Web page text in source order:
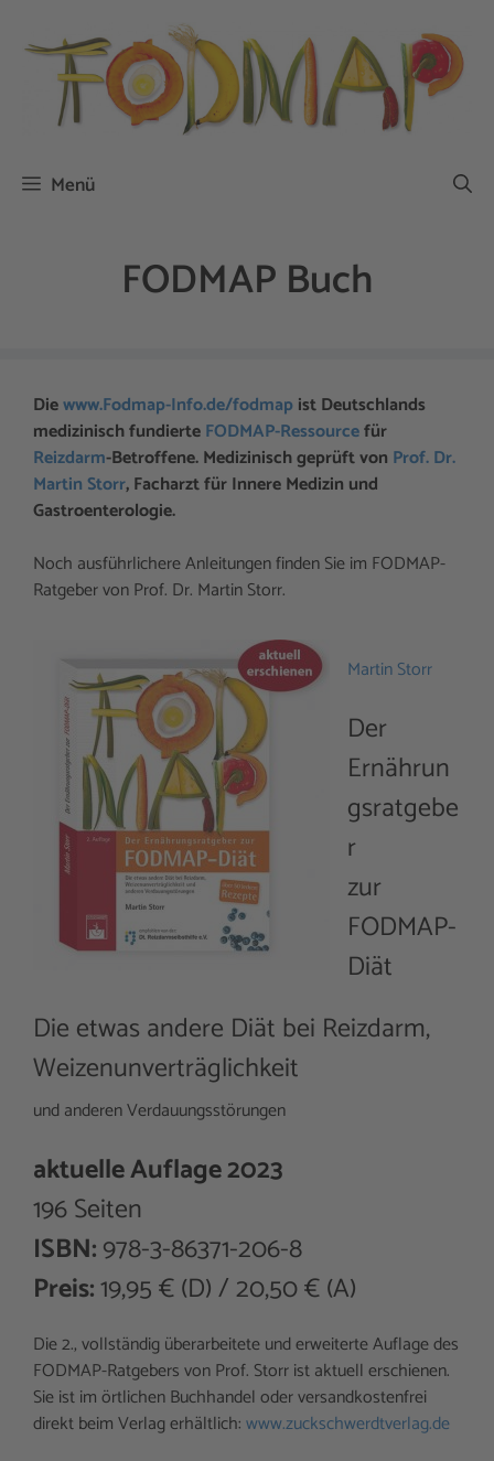
Inhalt
springen
Menü
FODMAP Buch
Diewww.Fodmap-Info.de/fodmapist Deutschlands
medizinisch fundierteFODMAP-Ressourcefür
Reizdarm-Betroffene. Medizinisch geprüft von Prof. Dr.
Martin Storr, Facharzt für Innere Medizin und
Gastroenterologie.
Noch ausführlichere Anleitungen finden Sie im FODMAP-
Ratgeber von Prof. Dr. Martin Storr.
Martin Storr
Der
Ernährun
gsratgebe
r
zur
FODMAP-
Diät
Die etwas andere Diät bei Reizdarm,
Weizenunverträglichkeit
und anderen Verdauungsstörungen
aktuelle Auflage 2023
196 Seiten
ISBN:978-3-86371-206-8
Preis:19,95 € (D) / 20,50 € (A)
Die 2., vollständig überarbeitete und erweiterte Auflage des
FODMAP-Ratgebers von Prof. Storr ist aktuell erschienen.
Sie ist im örtlichen Buchhandel oder versandkostenfrei
direkt beim Verlag erhältlich:www.zuckschwerdtverlag.de